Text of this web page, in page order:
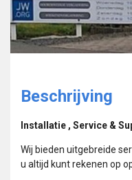
Beschrijving
Installatie , Service &
Wij bieden uitgebreide
u altijd kunt rekenen op